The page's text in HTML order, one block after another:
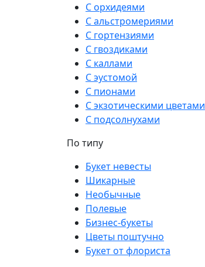
С орхидеями
С альстромериями
С гортензиями
С гвоздиками
С каллами
С эустомой
С пионами
С экзотическими цветами
С подсолнухами
По типу
Букет невесты
Шикарные
Необычные
Полевые
Бизнес-букеты
Цветы поштучно
Букет от флориста